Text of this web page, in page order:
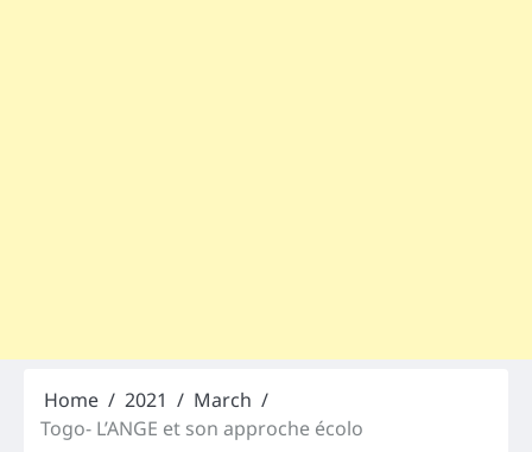
Home 2021
March
Togo- L’ANGE et son approche écolo